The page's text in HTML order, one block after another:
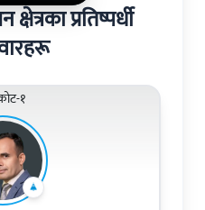
प्रतिष्पर्धी
१